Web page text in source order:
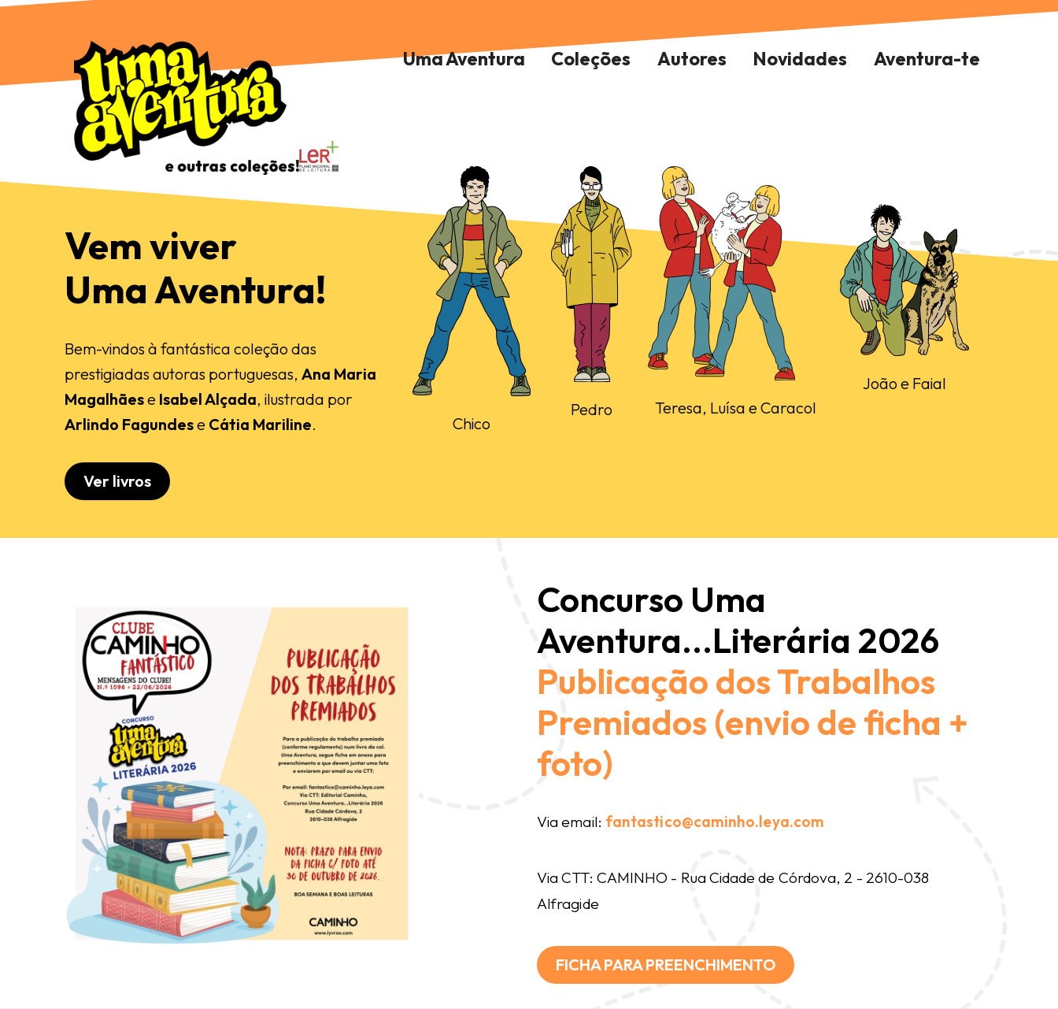
Uma Aventura Coleções Autores Novidades Aventura-te
Vem viver
Uma Aventura!
Bem-vindos à fantástica coleção das
prestigiadas autoras portuguesas, Ana Maria
Magalhãese Isabel Alçada, ilustrada por
Arlindo Fagundese Cátia Mariline.
Ver livros
Chico
Pedro Teresa, Luísa e Caracol
João e Faial
Concurso Uma
Aventura...Literária 2026
Publicação dos Trabalhos
Premiados (envio de ficha +
foto)
Via email: fantastico@caminho.leya.com
Via CTT: CAMINHO - Rua Cidade de Córdova, 2 - 2610-038
Alfragide
FICHA PARA PREENCHIMENTO